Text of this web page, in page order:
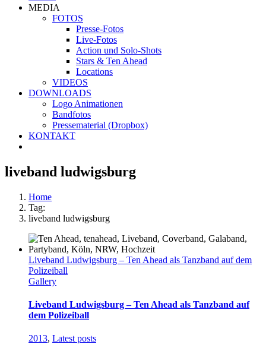
MEDIA
FOTOS
Presse-Fotos
Live-Fotos
Action und Solo-Shots
Stars & Ten Ahead
Locations
VIDEOS
DOWNLOADS
Logo Animationen
Bandfotos
Pressematerial (Dropbox)
KONTAKT
liveband ludwigsburg
Home
Tag:
liveband ludwigsburg
Liveband Ludwigsburg – Ten Ahead als Tanzband auf dem
Polizeiball
Gallery
Liveband Ludwigsburg – Ten Ahead als Tanzband auf
dem Polizeiball
2013, Latest posts